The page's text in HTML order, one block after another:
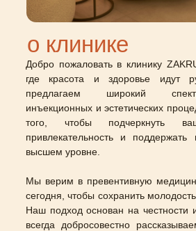
о клинике
Добро пожаловать в клинику
где красота и здоровье идут
предлагаем широкий
инъекционных и эстетических
того, чтобы подчеркнуть
привлекательность и
высшем уровне.
Мы верим в превентивную
сегодня, чтобы сохранить
Наш подход основан на честности
всегда добросовестно